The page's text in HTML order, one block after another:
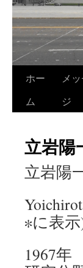
ホー
ム
メ
ジ
立岩陽
立岩陽
∗に表
1967